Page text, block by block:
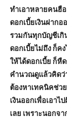
ทำเอาหลายคนฮื
ดอกเบี้ยเงินฝากอ
รวมกันทุกบัญชีเกิ
ดอกเบี้ยไม่ถึง ก็ค
ให้ได้ดอกเบี้ย ก็หื
คำนวณดูแล้วคิดว่
ต้องหาเทคนิคช่ว
เงินออกเพื่อเอา
เลย เพราะนอกจ